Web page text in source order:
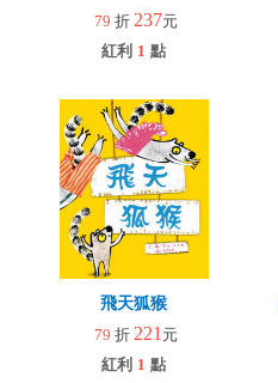
79 折 237元
紅利 1 點
飛天狐猴
79 折 221 元
紅利 1 點